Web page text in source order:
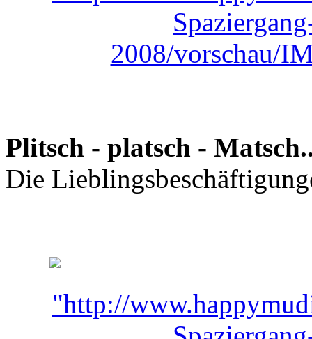
Plitsch - platsch -
Die